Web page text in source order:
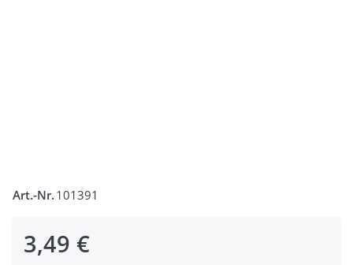
Art.-Nr. 101391
3,49 €